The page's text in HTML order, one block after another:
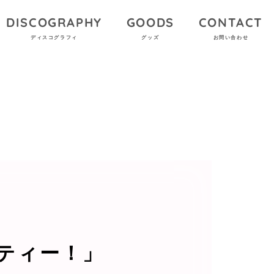
DISCOGRAPHY
ディスコグラフィ
GOODS
グッズ
CONTACT
お問い合わせ
ー！」